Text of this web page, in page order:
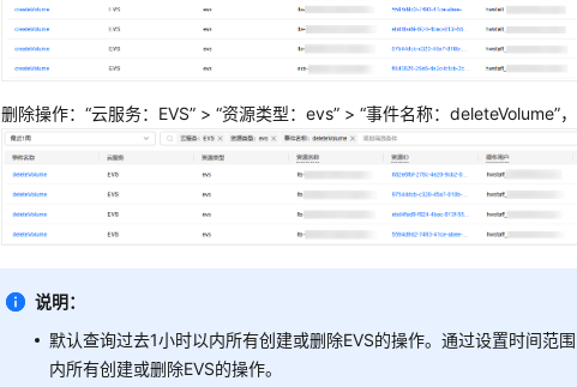
删除操作：“云服务：EVS” > “资源类型：evs” > “事件名称：deleteVolume”
说明：
默认查询过去1小时以内所有创建或删除EVS的操作。通过设置时间范
内所有创建或删除EVS的操作。